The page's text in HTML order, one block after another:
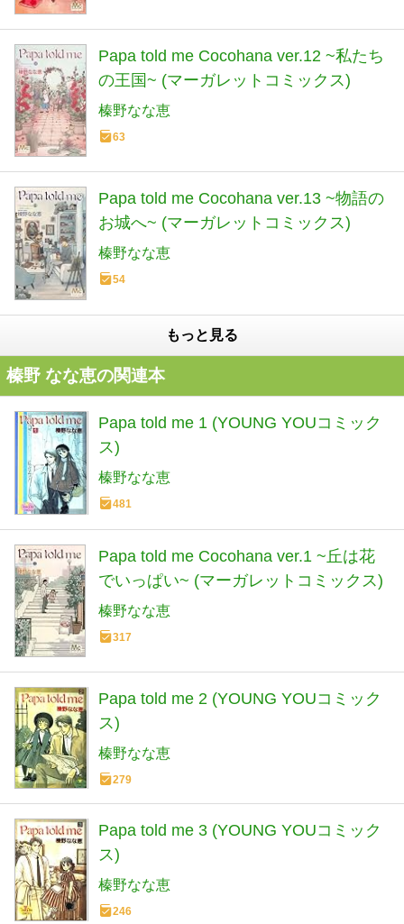
Papa told me Cocohana ver.12 ~私たち
の王国~ (マーガレットコミックス)
榛野なな恵
63
Papa told me Cocohana ver.13 ~物語の
お城へ~ (マーガレットコミックス)
榛野なな恵
54
もっと見る
榛野 なな恵の関連本
Papa told me 1 (YOUNG YOUコミック
ス)
榛野なな恵
481
Papa told me Cocohana ver.1 ~丘は花
でいっぱい~ (マーガレットコミックス)
榛野なな恵
317
Papa told me 2 (YOUNG YOUコミック
ス)
榛野なな恵
279
Papa told me 3 (YOUNG YOUコミック
ス)
榛野なな恵
246